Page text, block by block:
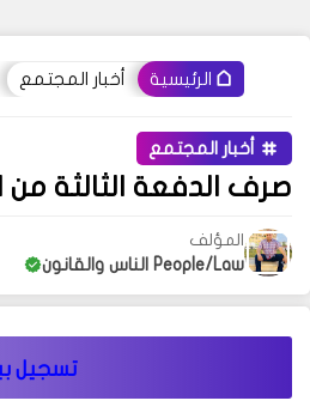
الرئيسية أخبار المجتمع
أخبار المجتمع
صرف الدفعة الثالثة من
المؤلف
People/Law الناس والقانون
تسجيل